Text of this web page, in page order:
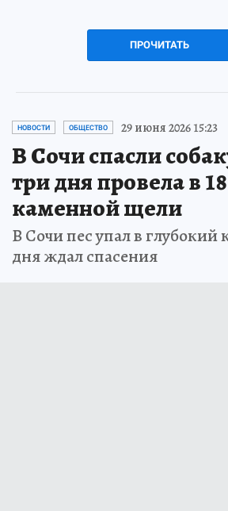
ПРОЧИТАТЬ
НОВОСТИ ОБЩЕСТВО 29 июня 2026 15:23
В Сочи спасли
три дня провела в
каменной щели
В Сочи пес упал в глубокий
дня ждал спасения